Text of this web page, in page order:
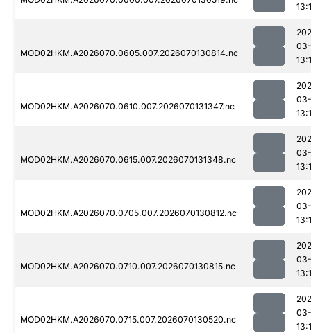
MOD02HKM.A2026070.0605.007.2026070130814.nc
03-
MOD02HKM.A2026070.0610.007.2026070131347.nc
03-
MOD02HKM.A2026070.0615.007.2026070131348.nc
03-
MOD02HKM.A2026070.0705.007.2026070130812.nc
03-
MOD02HKM.A2026070.0710.007.2026070130815.nc
03-
MOD02HKM.A2026070.0715.007.2026070130520.nc
03-